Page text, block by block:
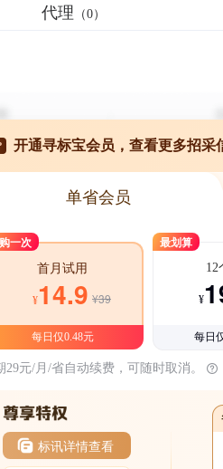
代理 （0）
开通寻标宝会员，查看更多招采
单省会员
一次
首月试用
¥14.9 ¥39
每日仅0.48元
最划算
12
¥
每日
29元/月/省自动续费，可随时取消。
标讯详情查看